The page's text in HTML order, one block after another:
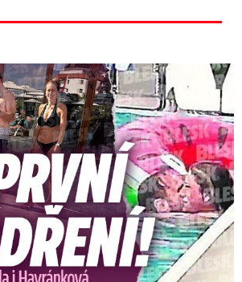
dováděli v Polsku: První slova!